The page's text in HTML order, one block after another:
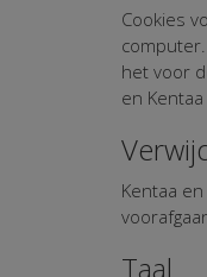
Cookies
het voor
en
Kentaa
Taal